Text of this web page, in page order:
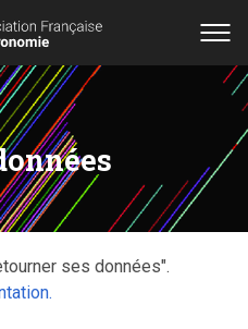
ses données".